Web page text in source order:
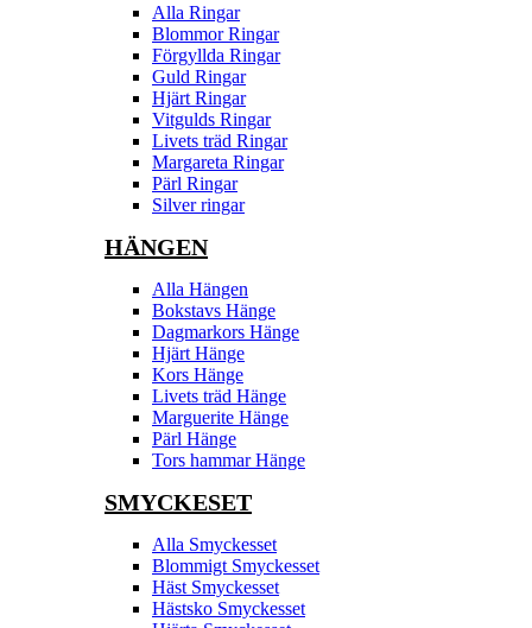
Alla Ringar
Blommor Ringar
Förgyllda Ringar
Guld Ringar
Hjärt Ringar
Vitgulds Ringar
Livets träd Ringar
Margareta Ringar
Pärl Ringar
Silver ringar
HÄNGEN
Alla Hängen
Bokstavs Hänge
Dagmarkors Hänge
Hjärt Hänge
Kors Hänge
Livets träd Hänge
Marguerite Hänge
Pärl Hänge
Tors hammar Hänge
SMYCKESET
Alla Smyckesset
Blommigt Smyckesset
Häst Smyckesset
Hästsko Smyckesset